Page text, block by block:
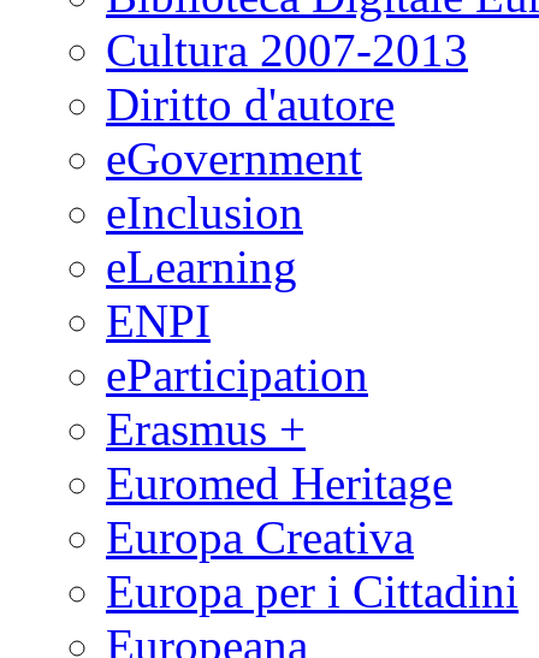
Cultura 2007-2013
Diritto d'autore
eGovernment
eInclusion
eLearning
ENPI
eParticipation
Erasmus +
Euromed Heritage
Europa Creativa
Europa per i Cittadini
Europeana